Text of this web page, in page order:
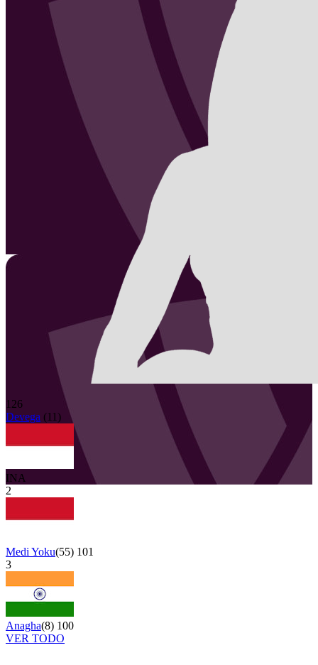
126
Devega (11 )
INA
2
Medi Yoku(55) 101
3
Anagha(8) 100
VER TODO